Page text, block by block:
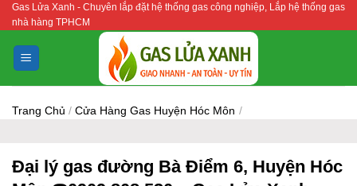
Bỏ
qua
nội
dung
Gas Lửa Xanh - Chuyên lắp đặt hệ thống gas công nghiệp, Lắp hệ thống gas
nhà hàng TPHCM
Trang Chủ / Cửa Hàng Gas Huyện Hóc Môn /
Đại lý gas đường Bà Điểm 6, Huyện Hóc